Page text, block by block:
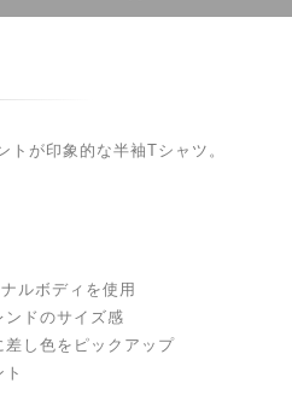
が印象的な半袖Tシャツ。
ルボディを使用
ドのサイズ感
し色をピックアップ